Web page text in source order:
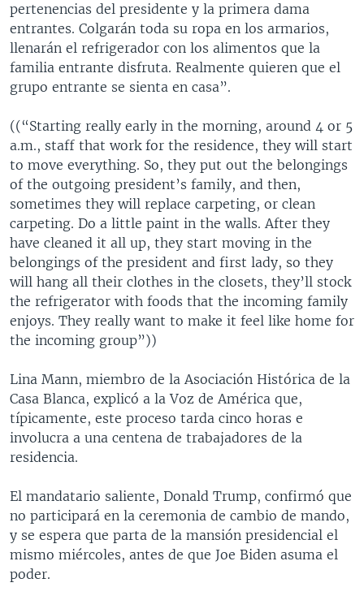
pertenencias del presidente y la primera dama
entrantes. Colgarán toda su ropa en los armarios,
llenarán el refrigerador con los alimentos que la
familia entrante disfruta. Realmente quieren que el
grupo entrante se sienta en casa”.
((“Starting really early in the morning, around 4 or 5
a.m., staff that work for the residence, they will start
to move everything. So, they put out the belongings
of the outgoing president’s family, and then,
sometimes they will replace carpeting, or clean
carpeting. Do a little paint in the walls. After they
have cleaned it all up, they start moving in the
belongings of the president and first lady, so they
will hang all their clothes in the closets, they’ll stock
the refrigerator with foods that the incoming family
enjoys. They really want to make it feel like home for
the incoming group”))
Lina Mann, miembro de la Asociación Histórica de la
Casa Blanca, explicó a la Voz de América que,
típicamente, este proceso tarda cinco horas e
involucra a una centena de trabajadores de la
residencia.
El mandatario saliente, Donald Trump, confirmó que
no participará en la ceremonia de cambio de mando,
y se espera que parta de la mansión presidencial el
mismo miércoles, antes de que Joe Biden asuma el
poder.